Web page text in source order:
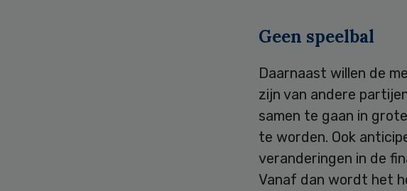
Geen speelbal
Daarnaast willen de
zijn van andere
samen te gaan in
te worden. Ook
veranderingen in de
Vanaf dan wordt het